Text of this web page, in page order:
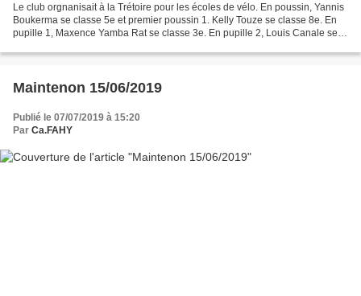
Le club orgnanisait à la Trétoire pour les écoles de vélo. En poussin, Yannis
Boukerma se classe 5e et premier poussin 1. Kelly Touze se classe 8e. En
pupille 1, Maxence Yamba Rat se classe 3e. En pupille 2, Louis Canale se
Maintenon 15/06/2019
Publié le 07/07/2019 à 15:20
Par Ca.FAHY